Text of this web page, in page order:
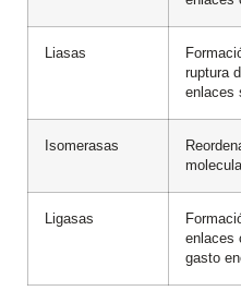
Liasas
ruptura
enlaces
Isomerasas
Ligasas
enlaces
gasto